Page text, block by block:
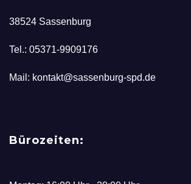
38524 Sassenburg
Tel.: 05371-9909176
Mail: kontakt@sassenburg-spd.de
Bürozeiten: